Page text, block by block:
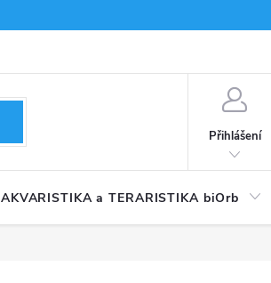
Přihlášení
AKVARISTIKA a TERARISTIKA biOrb